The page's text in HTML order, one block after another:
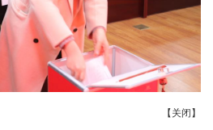
【关闭】